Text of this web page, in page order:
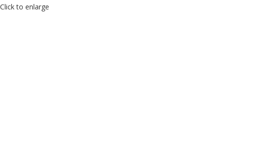
Click to enlarge